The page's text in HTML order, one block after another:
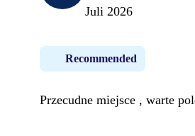
Juli 2026
Recommended
Przecudne miejsce , warte